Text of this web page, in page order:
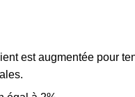
est augmentée pour